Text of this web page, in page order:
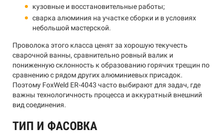
кузовные и восстановительные работы;
сварка алюминия на участке сборки и в условиях
небольшой мастерской.
Проволока этого класса ценят за хорошую текучесть
сварочной ванны, сравнительно ровный валик и
пониженную склонность к образованию горячих трещин по
сравнению с рядом других алюминиевых присадок.
Поэтому FoxWeld ER-4043 часто выбирают для задач, где
важны технологичность процесса и аккуратный внешний
вид соединения.
ТИП И ФАСОВКА